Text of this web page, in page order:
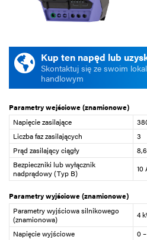
Kup ten napęd lub
Skontaktuj się ze swoim
handlowym
Parametry wejściowe (znamionowe)
Napięcie zasilające
Liczba faz zasilających
3
Prąd zasilający ciągły
Bezpieczniki lub wyłącznik
nadprądowy (Typ B)
10
Parametry wyjściowe (znamionowe)
Parametry wyjściowa silnikowego
(znamionowa)
4
Napięcie wyjściowe
0